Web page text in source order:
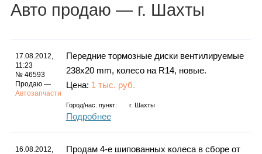
Авто продаю — г. Шахты
17.08.2012,
11:23
№ 46593
Продаю —
Автозапчасти
Передние тормозные диски вентилируемые
238х20 mm, колесо на R14, новые.
Цена: 1 тыс. руб.
Город/нас. пункт: г. Шахты
Подробнее
16.08.2012,
Продам 4-е шипованных колеса в сборе от